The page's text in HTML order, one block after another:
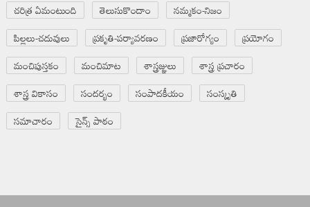
చరిత్ర ఏమంటుంది తెలుసుకొందాం
నమ్మకం-నిజం
పిల్లలు-చదువులు
ప్రకృతి-పర్యావరణం ప్రజారోగ్యం
ప్రయోగం
మంచిపుస్తకం
మంచిమాట శాస్త్రజ్ఞులు
శాస్త్ర ప్రచారం
శాస్త్ర వికాసం
సందర్భం సంపాదకీయం
సంస్కృతి
సమాచారం
సైన్స్ పాఠం